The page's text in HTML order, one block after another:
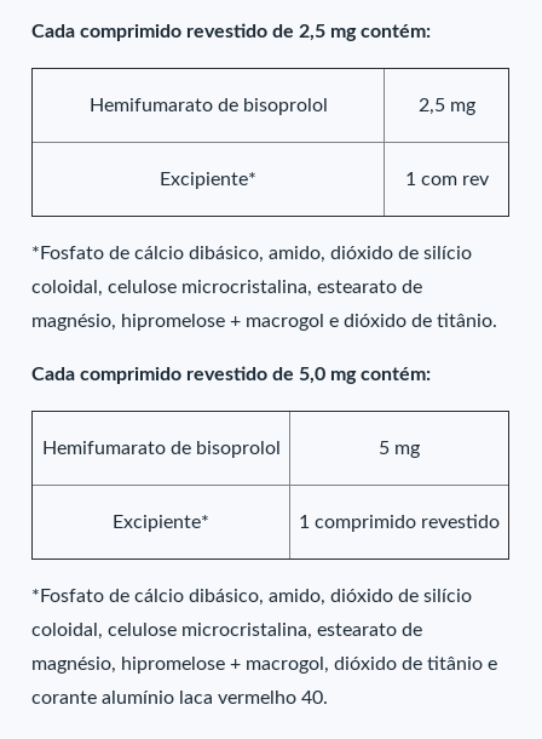
Cada comprimido revestido de 2,5 mg contém:
Hemifumarato de bisoprolol 2,5 mg
Excipiente* 1 com rev
*Fosfato de cálcio dibásico, amido, dióxido de silício
coloidal, celulose microcristalina, estearato de
magnésio, hipromelose + macrogol e dióxido de titânio.
Cada comprimido revestido de 5,0 mg contém:
Hemifumarato de bisoprolol 5 mg
Excipiente* 1 comprimido revestido
*Fosfato de cálcio dibásico, amido, dióxido de silício
coloidal, celulose microcristalina, estearato de
magnésio, hipromelose + macrogol, dióxido de titânio e
corante alumínio laca vermelho 40.